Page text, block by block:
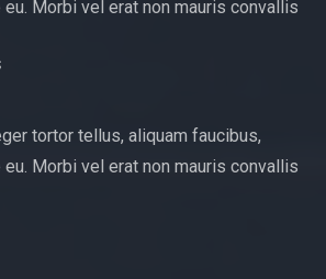
Morbi vel erat non mauris convallis
tortor tellus, aliquam faucibus,
Morbi vel erat non mauris convallis